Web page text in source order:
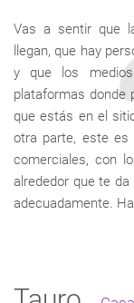
Vas a sentir que
llegan, que hay
y que los
plataformas donde
que estás en el
otra parte, este es
comerciales, con
alrededor que te
adecuadamente.